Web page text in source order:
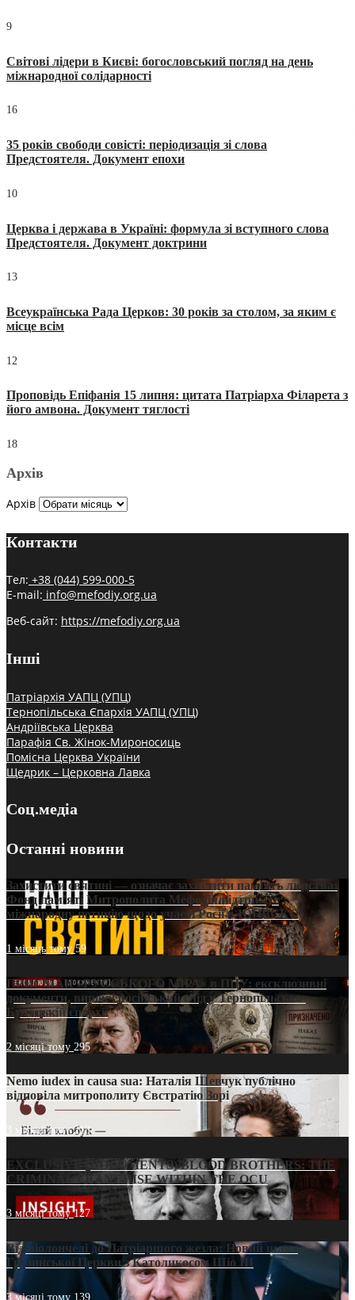
9
Світові лідери в Києві: богословський погляд на день
міжнародної солідарності
16
35 років свободи совісті: періодизація зі слова
Предстоятеля. Документ епохи
10
Церква і держава в Україні: формула зі вступного слова
Предстоятеля. Документ доктрини
13
Всеукраїнська Рада Церков: 30 років за столом, за яким є
місце всім
12
Проповідь Епіфанія 15 липня: цитата Патріарха Філарета з
його амвона. Документ тяглості
18
Архів
Архів
Контакти
Тел: +38 (044) 599-000-5
E-mail: info@mefodiy.org.ua
Веб-сайт: https://mefodiy.org.ua
Інші
Патріархія УАПЦ (УПЦ)
Тернопільська Єпархія УАПЦ (УПЦ)
Андріївська Церква
Парафія Св. Жінок-Мироносиць
Помісна Церква України
Щедрик – Церковна Лавка
Соц.медіа
Останні новини
Захистити святині — означає захистити пам’ять людства:
Фонд пам’яті Митрополита Мефодія підтримує
міжнародну петицію щодо участі Росії в ЮНЕСКО
1 місяць тому59
ПРИСМАК «РУССЬКОГО МІРА» в ПЦУ: ексклюзивні
документи, вирок і російський слід у Тернопільсько-
Бучацькій єпархії
2 місяці тому 295
Nemo iudex in causa sua: Наталія Шевчук публічно
відповіла митрополиту Євстратію Зорі
3 місяці тому213
EXCLUSIVE (DOCUMENTS)/BLOOD BROTHERS: THE
CRIMINAL FRANCHISE WITHIN THE OCU
3 місяці тому127
Від віолончелі до Патріаршого жезла: Новий шлях
Грузинської Церкви з Католикосом Шіо III
3 місяці тому 139